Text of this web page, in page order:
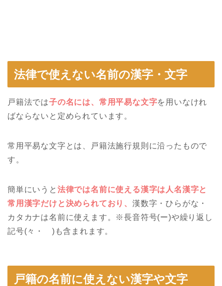
法律で使えない名前の漢字・文字
戸籍法では子の名には、常用平易な文字を用いなけれ
ばならないと定められています。
常用平易な文字とは、戸籍法施行規則に沿ったもので
す。
簡単にいうと 法律では名前に使える漢字は人名漢字と
常用漢字だけと決められており、 漢数字・ひらがな・
カタカナは名前に使えます。※長音符号(ー)や繰り返し
記号(々・ゝ)も含まれます。
戸籍の名前に使えない漢字や文字